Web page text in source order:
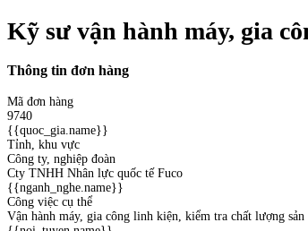
Kỹ sư vận hành máy, gia
Thông tin đơn hàng
Mã đơn hàng
9740
{{quoc_gia.name}}
Tỉnh, khu vực
Công ty, nghiệp đoàn
Cty TNHH Nhân lực quốc tế Fuco
{{nganh_nghe.name}}
Công việc cụ thể
Vận hành máy, gia công linh kiện, kiểm tra chất lượng sản